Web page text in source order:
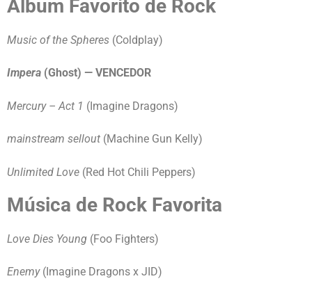
Álbum Favorito de Rock
Music of the Spheres (Coldplay)
Impera (Ghost) — VENCEDOR
Mercury – Act 1 (Imagine Dragons)
mainstream sellout (Machine Gun Kelly)
Unlimited Love (Red Hot Chili Peppers)
Música de Rock Favorita
Love Dies Young (Foo Fighters)
Enemy(Imagine Dragons x JID)